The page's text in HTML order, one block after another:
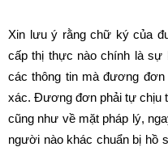
Xin lưu ý rằng chữ ký của
cấp thị thực nào chính là
các thông tin mà đương
xác. Đương đơn phải tự chịu
cũng như về mặt pháp lý,
người nào khác chuẩn bị hồ